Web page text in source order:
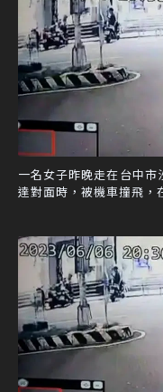
一名女子昨晚走在台中
達對面時，被機車撞飛，